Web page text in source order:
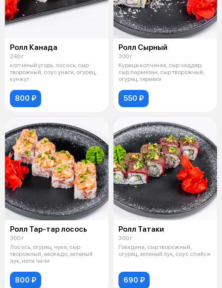
Ролл Канада
240 г
копченый угорь, лосось, сыр
творожный, соус унаги, огурец,
кунжут
800 ₽
Ролл Сырный
300 г
Курица копченая, сыр чеддер,
сыр пармезан, сыр творожный,
огурец, терияки
550 ₽
Ролл Тар-тар лосось
300 г
Лосось, огурец, чука, сыр
творожный, авокадо, зеленый
лук, нити чили
800 ₽
Ролл Татаки
300 г
Говядина, сыр творожный,
огурец, зеленый лук, соус спайси
690 ₽